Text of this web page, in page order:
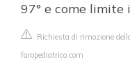
97° e come limite
Richiesta di rimozione
faropediatrico.com